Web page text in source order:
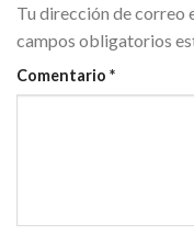
Tu dirección de correo
campos obligatorios
Comentario *